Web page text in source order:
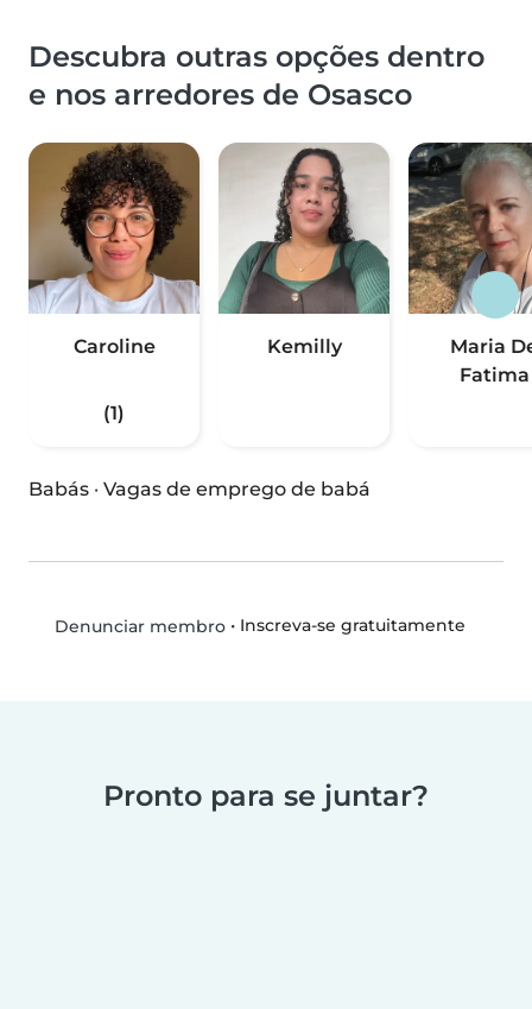
Descubra outras opções dentro
e nos arredores de Osasco
Caroline
(1)
Kemilly
Maria
Fatima
Babás · Vagas de emprego de babá
Denunciar membro• Inscreva-se gratuitamente
Pronto para se juntar?